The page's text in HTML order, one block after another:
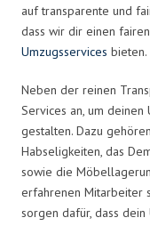
auf transparente und
dass wir dir einen
Umzugsservices bieten.
Neben der reinen
Services an, um
gestalten. Dazu
Habseligkeiten, das
sowie die
erfahrenen Mitarbeiter
sorgen dafür, dass